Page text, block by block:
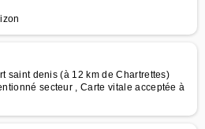
saint denis (à 12 km de Chartrettes)
secteur , Carte vitale acceptée à